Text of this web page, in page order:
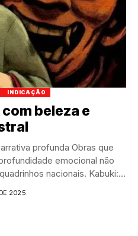
INDICAÇÃO
beleza e
profunda Obras que
emocional não
nacionais. Kabuki:...
2025